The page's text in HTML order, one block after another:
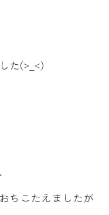
た(>_<)
ちこたえましたが